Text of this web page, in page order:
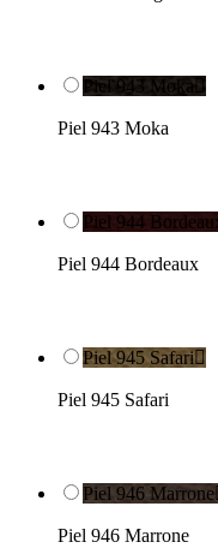
Piel 943 Moka
Piel 943 Moka
Piel 944
Piel 944 Bordeaux
Piel 945 Safari
Piel 945 Safari
Piel 946 Marrone
Piel 946 Marrone